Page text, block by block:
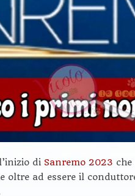
di Sanremo 2023
oltre ad essere il